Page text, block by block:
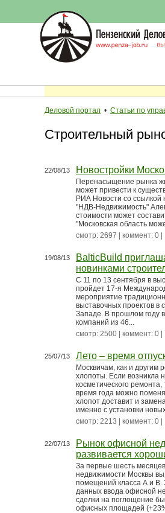
Деловой портал • Статьи по
Строительный
22/08/13 Новостройки
Перенасыщение рынка
может привести к
РИА Новости со ссылкой
"НДВ-Недвижимость"
стоимости может
"Московская область
смотр: 2697 | коммент: 0 |
19/08/13
BalticBuild
новинками
С 11 по 13 сентября в
пройдет 17-я
мероприятие
выставочных проектов в
Западе. В прошлом году
компаний из 46...
смотр: 2500 | коммент: 0 |
25/07/13 Лето – время
Москвичам, как и
хлопоты. Если возникла
косметического
время года можно
хлопот доставит и
именно с установки
смотр: 2213 | коммент: 0 |
22/07/13
Рынок офисной
развивается
За первые шесть
недвижимости Москвы
помещений класса А и
данных ввода офисной
сделки на поглощение
офисных площадей